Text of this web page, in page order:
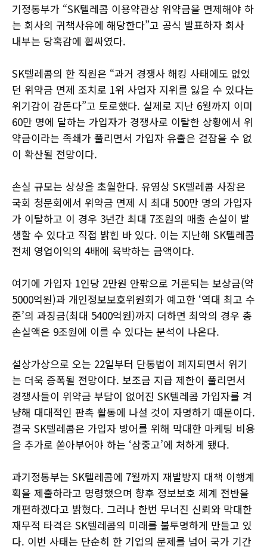
기정통부가 “SK텔레콤 이용약관상 위약금을 면제해야 하
는 회사의 귀책사유에 해당한다”고 공식 발표하자 회사
내부는 당혹감에 휩싸였다.
SK텔레콤의 한 직원은 “과거 경쟁사 해킹 사태에도 없었
던 위약금 면제 조치로 1위 사업자 지위를 잃을 수 있다는
위기감이 감돈다”고 토로했다. 실제로 지난 6월까지 이미
60만 명에 달하는 가입자가 경쟁사로 이탈한 상황에서 위
약금이라는 족쇄가 풀리면서 가입자 유출은 걷잡을 수 없
이 확산될 전망이다.
손실 규모는 상상을 초월한다. 유영상 SK텔레콤 사장은
국회 청문회에서 위약금 면제 시 최대 500만 명의 가입자
가 이탈하고 이 경우 3년간 최대 7조원의 매출 손실이 발
생할 수 있다고 직접 밝힌 바 있다. 이는 지난해 SK텔레콤
전체 영업이익의 4배에 육박하는 금액이다.
여기에 가입자 1인당 2만원 안팎으로 거론되는 보상금(약
5000억원)과 개인정보보호위원회가 예고한 ‘역대 최고 수
준’의 과징금(최대 5400억원)까지 더하면 최악의 경우 총
손실액은 9조원에 이를 수 있다는 분석이 나온다.
설상가상으로 오는 22일부터 단통법이 폐지되면서 위기
는 더욱 증폭될 전망이다. 보조금 지급 제한이 풀리면서
경쟁사들이 위약금 부담이 없어진 SK텔레콤 가입자를 겨
냥해 대대적인 판촉 활동에 나설 것이 자명하기 때문이다.
결국 SK텔레콤은 가입자 방어를 위해 막대한 마케팅 비용
을 추가로 쏟아부어야 하는 ‘삼중고’에 처하게 됐다.
과기정통부는 SK텔레콤에 7월까지 재발방지 대책 이행계
획을 제출하라고 명령했으며 향후 정보보호 체계 전반을
개편하겠다고 밝혔다. 그러나 한번 무너진 신뢰와 막대한
재무적 타격은 SK텔레콤의 미래를 불투명하게 만들고 있
다. 이번 사태는 단순히 한 기업의 문제를 넘어 국가 기간